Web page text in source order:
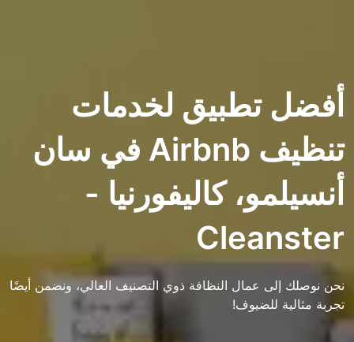
تطبيق لخدمات
تنظيف Airbnb في سان
كاليفورنيا -
عمال النظافة ذوي التصنيف العالي، ونضمن أيضًا
للضيوف!